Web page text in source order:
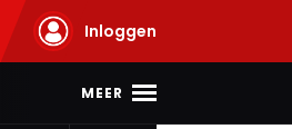
Inloggen
MEER